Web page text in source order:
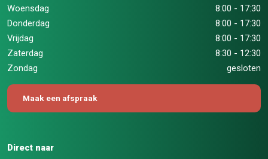
Woensdag
8:00 - 17:30
Donderdag
8:00 - 17:30
Vrijdag
8:00 - 17:30
Zaterdag
8:30 - 12:30
Zondag
gesloten
Maak een afspraak
Direct naar